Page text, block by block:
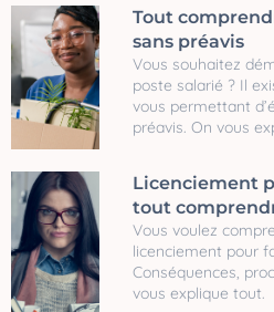
Tout
sans préavis
Vous souhaitez
poste salarié ? Il
vous permettant
préavis. On vous
Licenciement
tout
Vous voulez
licenciement pour
Conséquences,
vous explique tout.